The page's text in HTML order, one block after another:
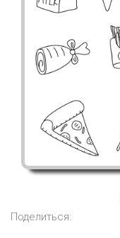
Поделиться: